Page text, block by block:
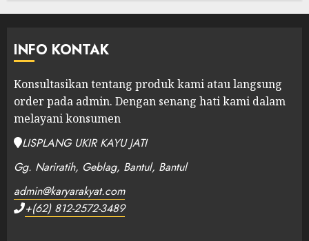
INFO KONTAK
Konsultasikan tentang produk kami atau langsung
order pada admin. Dengan senang hati kami dalam
melayani konsumen
LISPLANG UKIR KAYU JATI
Gg. Nariratih, Geblag, Bantul, Bantul
admin@karyarakyat.com
+(62) 812-2572-3489